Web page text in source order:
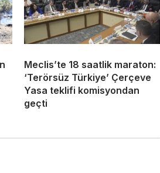
Meclis’te 18 saatlik maraton:
‘Terörsüz Türkiye’ Çerçeve
Yasa teklifi komisyondan
geçti